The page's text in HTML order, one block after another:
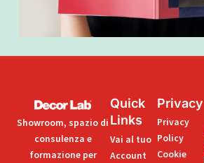
Showroom, spazio di
consulenza e
formazione per
Quick
Links
Vai al tuo
Account
Privacy
Privacy
Policy
Cookie